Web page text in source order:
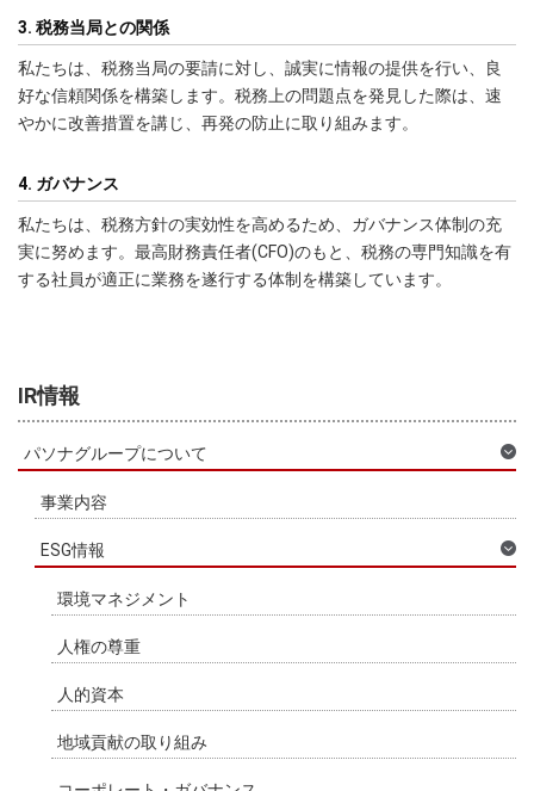
3. 税務当局との関係
私たちは、税務当局の要請に対し、誠実に情報の提供を行い、良
好な信頼関係を構築します。税務上の問題点を発見した際は、速
やかに改善措置を講じ、再発の防止に取り組みます。
4. ガバナンス
私たちは、税務方針の実効性を高めるため、ガバナンス体制の充
実に努めます。最高財務責任者(CFO)のもと、税務の専門知識を有
する社員が適正に業務を遂行する体制を構築しています。
IR情報
パソナグループについて
事業内容
ESG情報
環境マネジメント
人権の尊重
人的資本
地域貢献の取り組み